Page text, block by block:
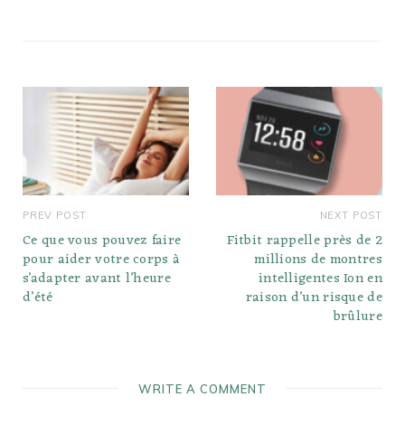
PREV POST
Ce que vous pouvez faire
pour aider votre corps à
s’adapter avant l’heure
d’été
NEXT POST
Fitbit rappelle près de 2
millions de montres
intelligentes Ion en
raison d’un risque de
brûlure
WRITE A COMMENT